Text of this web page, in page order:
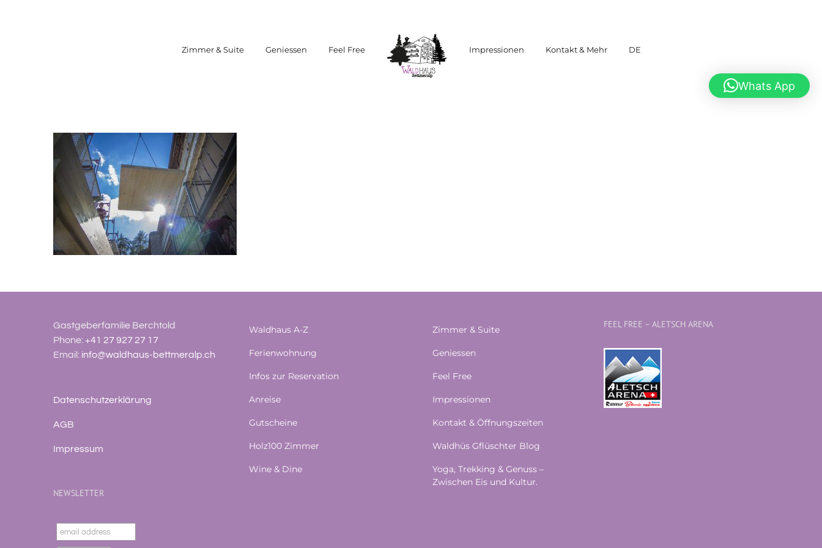
Zimmer & Suite
Geniessen Feel Free Impressionen Kontakt & Mehr DE
Gastgeberfamilie Berchtold
Phone:+41 27 927 27 17
Email: info@waldhaus-bettmeralp.ch
Datenschutzerklärung
AGB
Impressum
NEWSLETTER
Waldhaus A-Z
Ferienwohnung
Infos zur Reservation
Anreise
Gutscheine
Holz100 Zimmer
Wine & Dine
Zimmer & Suite
Geniessen
Feel Free
Impressionen
Kontakt & Öffnungszeiten
Waldhüs Gflüschter Blog
Yoga, Trekking & Genuss –
Zwischen Eis und Kultur.
FEEL FREE – ALETSCH ARENA
Whats App